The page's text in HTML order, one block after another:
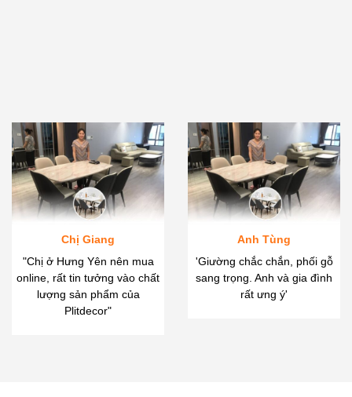
Chị Giang
"Chị ở Hưng Yên nên mua
online, rất tin tưởng vào chất
lượng sản phẩm của
Plitdecor"
Anh Tùng
'Giường chắc chắn, phối gỗ
sang trọng. Anh và gia đình
rất ưng ý'